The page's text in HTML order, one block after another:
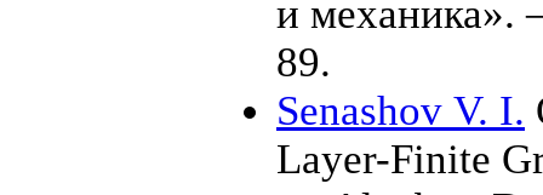
и
89.
Senashov V. I.
Layer-Finite